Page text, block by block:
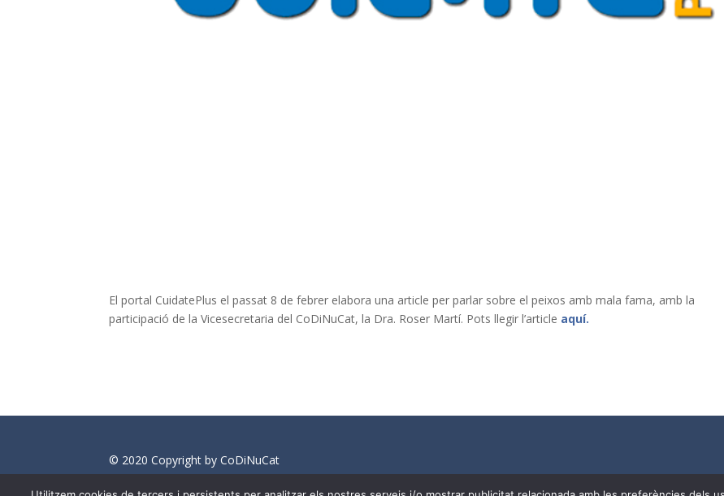
El portal CuidatePlus el passat 8 de febrer elabora una article per parlar sobre el peixos amb mala fama, amb la
participació de la Vicesecretaria del CoDiNuCat, la Dra. Roser Martí. Pots llegir l’article aquí.
© 2020 Copyright by CoDiNuCat
info@medianeeds.es| Dissenyat perMedia Needs| Tots els drets reservats aCoDiNuCat |Avís legal|Avís